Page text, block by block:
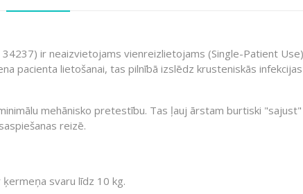
34237) ir neaizvietojams vienreizlietojams (Single-Patient
pacienta lietošanai, tas pilnībā izslēdz krusteniskās
mehānisko pretestību. Tas ļauj ārstam burtiski
reizē.
ķermeņa svaru līdz 10 kg.